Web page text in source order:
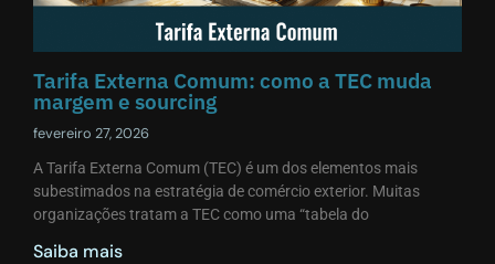
Tarifa Externa Comum: como a TEC muda
margem e sourcing
fevereiro 27, 2026
A Tarifa Externa Comum (TEC) é um dos elementos mais
subestimados na estratégia de comércio exterior. Muitas
organizações tratam a TEC como uma “tabela do
Saiba mais